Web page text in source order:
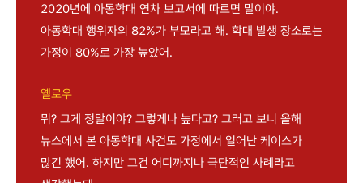
2020년에 아동학대 연차 보고서에 따르면 말이야.
아동학대 행위자의 82%가 부모라고 해. 학대 발생 장소로는
가정이 80%로 가장 높았어.
옐로우
뭐? 그게 정말이야? 그렇게나 높다고? 그러고 보니 올해
뉴스에서 본 아동학대 사건도 가정에서 일어난 케이스가
많긴 했어. 하지만 그건 어디까지나 극단적인 사례라고